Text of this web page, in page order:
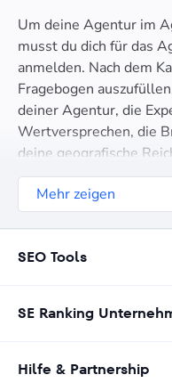
Um deine Agentur im
musst du dich für das
anmelden. Nach dem
Fragebogen
deiner Agentur, die
Wertversprechen, die
deine geografische
Details hervorhebt.
Mehr zeigen
SEO Tools
SE Ranking
Hilfe & Partnership